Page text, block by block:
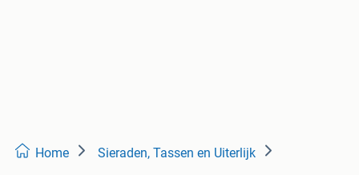
Home Sieraden, Tassen en Uiterlijk